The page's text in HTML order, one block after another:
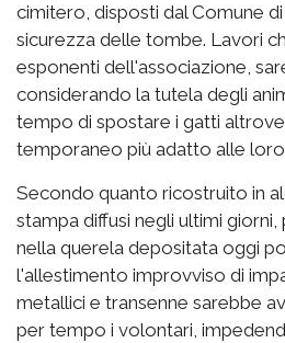
cimitero, disposti dal Comune
sicurezza delle tombe. Lavori
esponenti dell'associazione,
considerando la tutela degli
tempo di spostare i gatti
temporaneo più adatto alle
Secondo quanto ricostruito in
stampa diffusi negli ultimi
nella querela depositata oggi
l'allestimento improvviso di
metallici e transenne sarebbe
per tempo i volontari,